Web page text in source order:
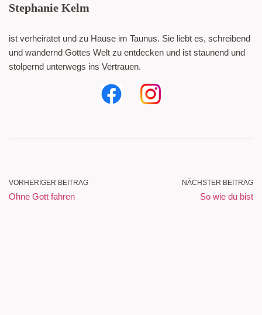
Stephanie Kelm
ist verheiratet und zu Hause im Taunus. Sie liebt es, schreibend
und wandernd Gottes Welt zu entdecken und ist staunend und
stolpernd unterwegs ins Vertrauen.
VORHERIGER BEITRAG
Ohne Gott fahren
NÄCHSTER BEITRAG
So wie du bist